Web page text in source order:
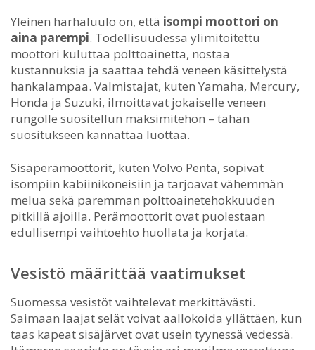
Yleinen harhaluulo on, että isompi moottori on
aina parempi. Todellisuudessa ylimitoitettu
moottori kuluttaa polttoainetta, nostaa
kustannuksia ja saattaa tehdä veneen käsittelystä
hankalampaa. Valmistajat, kuten Yamaha, Mercury,
Honda ja Suzuki, ilmoittavat jokaiselle veneen
rungolle suositellun maksimitehon – tähän
suositukseen kannattaa luottaa.
Sisäperämoottorit, kuten Volvo Penta, sopivat
isompiin kabiinikoneisiin ja tarjoavat vähemmän
melua sekä paremman polttoainetehokkuuden
pitkillä ajoilla. Perämoottorit ovat puolestaan
edullisempi vaihtoehto huollata ja korjata.
Vesistö määrittää vaatimukset
Suomessa vesistöt vaihtelevat merkittävästi.
Saimaan laajat selät voivat aallokoida yllättäen, kun
taas kapeat sisäjärvet ovat usein tyynessä vedessä.